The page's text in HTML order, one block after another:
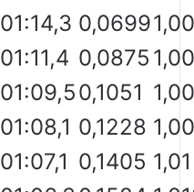
01:14,3 0,0699
01:11,4 0,0875
01:09,50,1051
01:08,1 0,1228
01:07,1 0,1405 1,01